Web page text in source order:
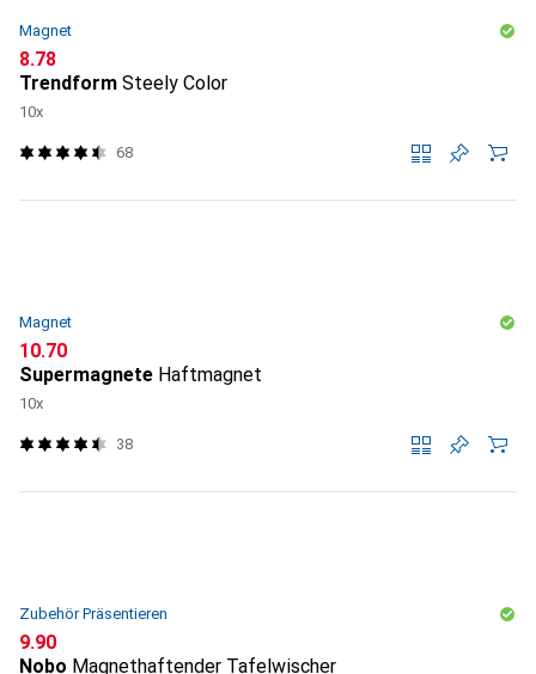
Magnet
CHF
8.78
Trendform Steely Color
10x
68
Magnet
CHF
10.70
Supermagnete Haftmagnet
10x
38
Zubehör Präsentieren
CHF
9.90
Nobo Magnethaftender Tafelwischer